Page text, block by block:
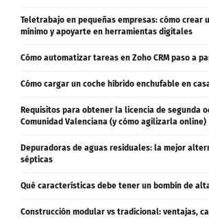
Teletrabajo en pequeñas empresas: cómo crear
mínimo y apoyarte en herramientas digitales
Cómo automatizar tareas en Zoho CRM paso a
Cómo cargar un coche híbrido enchufable en
Requisitos para obtener la licencia de segunda
Comunidad Valenciana (y cómo agilizarla online)
Depuradoras de aguas residuales: la mejor
sépticas
Qué características debe tener un bombín de
Construcción modular vs tradicional: ventajas,